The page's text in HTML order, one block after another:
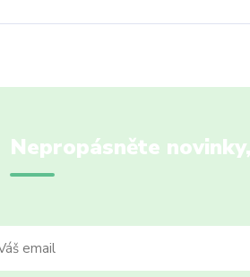
Nepropásněte